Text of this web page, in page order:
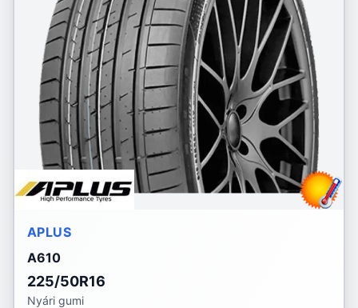
APLUS
A610
225/50R16
Nyári gumi